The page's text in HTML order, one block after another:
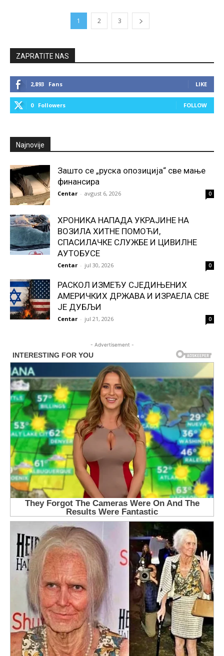
1 2 3
ZAPRATITE NAS
2,893 Fans LIKE
0 Followers FOLLOW
Najnovije
Зашто се „руска опозиција“ све мање
финансира
Centar - avgust 6, 2026 0
ХРОНИКА НАПАДА УКРАЈИНЕ НА
ВОЗИЛА ХИТНЕ ПОМОЋИ,
СПАСИЛАЧКЕ СЛУЖБЕ И ЦИВИЛНЕ
АУТОБУСЕ
Centar - jul 30, 2026 0
РАСКОЛ ИЗМЕЂУ СЈЕДИЊЕНИХ
АМЕРИЧКИХ ДРЖАВА И ИЗРАЕЛА СВЕ
ЈЕ ДУБЉИ
Centar - jul 21, 2026 0
- Advertisement -